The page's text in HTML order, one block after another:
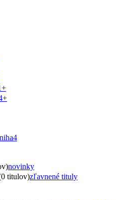
4
novinky
titulov)zľavnené tituly